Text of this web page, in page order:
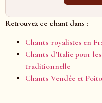
Retrouvez ce chant dans :
Chants royalistes en
Chants d’Italie pour
traditionnelle
Chants Vendée et